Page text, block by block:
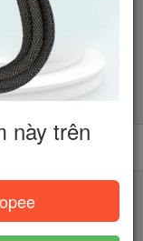
này trên